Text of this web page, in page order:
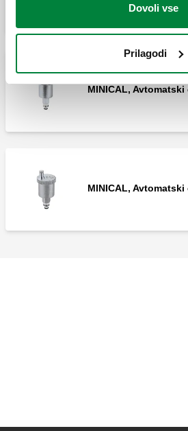
Dovoli vse
Prilagodi
MINICAL,
MINICAL,